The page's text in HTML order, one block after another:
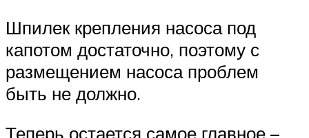
Шпилек крепления насоса под
капотом достаточно, поэтому с
размещением насоса проблем
быть не должно.
Теперь остается самое главное –